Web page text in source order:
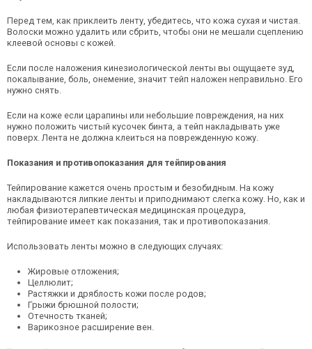
Перед тем, как приклеить ленту, убедитесь, что кожа сухая и чистая.
Волоски можно удалить или сбрить, чтобы они не мешали сцеплению
клеевой основы с кожей.
Если после наложения кинезиологической ленты вы ощущаете зуд,
покалывание, боль, онемение, значит тейп наложен неправильно. Его
нужно снять.
Если на коже если царапины или небольшие повреждения, на них
нужно положить чистый кусочек бинта, а тейп накладывать уже
поверх. Лента не должна клеиться на поврежденную кожу.
Показания и противопоказания для тейпирования
Тейпирование кажется очень простым и безобидным. На кожу
накладываются липкие ленты и приподнимают слегка кожу. Но, как и
любая физиотерапевтическая медицинская процедура,
тейпирование имеет как показания, так и противопоказания.
Использовать ленты можно в следующих случаях:
Жировые отложения;
Целлюлит;
Растяжки и дряблость кожи после родов;
Грыжи брюшной полости;
Отечность тканей;
Варикозное расширение вен.